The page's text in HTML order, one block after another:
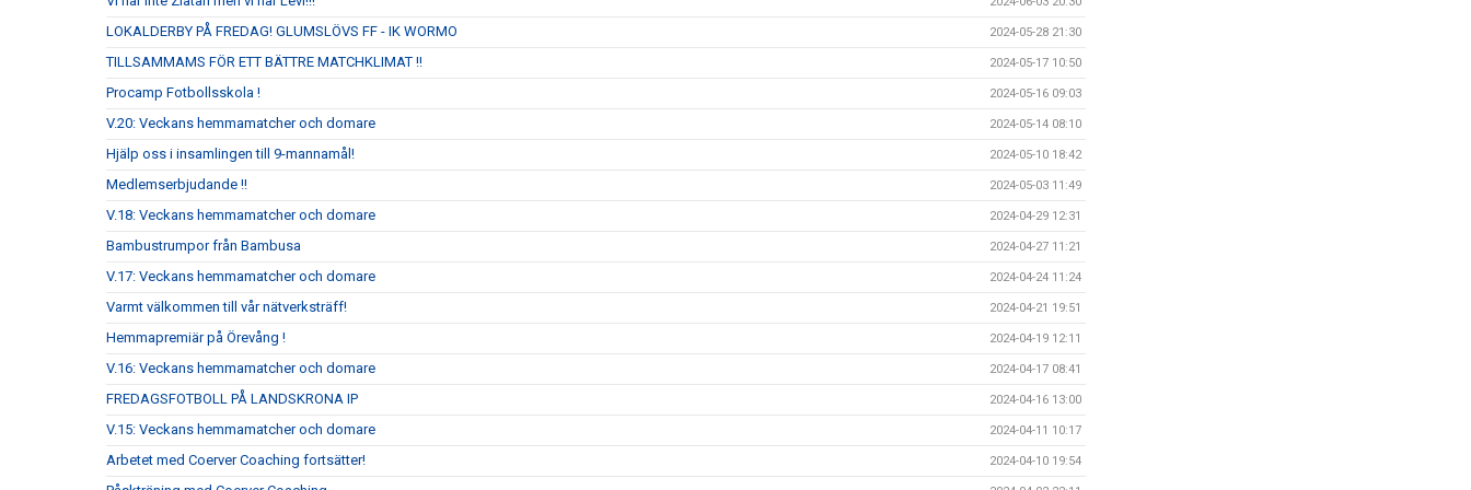
LOKALDERBY PÅ FREDAG! GLUMSLÖVS FF - IK WORMO 2024-05-28 21:30
TILLSAMMAMS FÖR ETT BÄTTRE MATCHKLIMAT !! 2024-05-17 10:50
Procamp Fotbollsskola ! 2024-05-16 09:03
V.20: Veckans hemmamatcher och domare 2024-05-14 08:10
Hjälp oss i insamlingen till 9-mannamål! 2024-05-10 18:42
Medlemserbjudande !! 2024-05-03 11:49
V.18: Veckans hemmamatcher och domare 2024-04-29 12:31
Bambustrumpor från Bambusa 2024-04-27 11:21
V.17: Veckans hemmamatcher och domare 2024-04-24 11:24
Varmt välkommen till vår nätverksträff! 2024-04-21 19:51
Hemmapremiär på Örevång ! 2024-04-19 12:11
V.16: Veckans hemmamatcher och domare 2024-04-17 08:41
FREDAGSFOTBOLL PÅ LANDSKRONA IP 2024-04-16 13:00
V.15: Veckans hemmamatcher och domare 2024-04-11 10:17
Arbetet med Coerver Coaching fortsätter! 2024-04-10 19:54